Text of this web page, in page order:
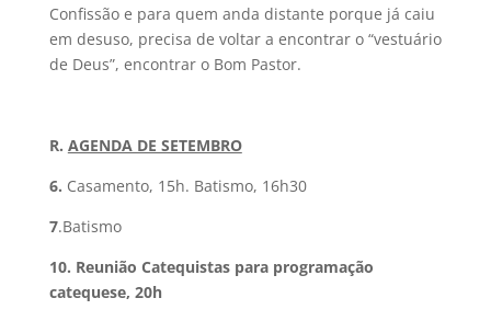
Confissão e para quem anda distante porque já caiu
em desuso, precisa de voltar a encontrar o “vestuário
de Deus”, encontrar o Bom Pastor.
R. AGENDA DE SETEMBRO
6. Casamento, 15h. Batismo, 16h30
7.Batismo
10. Reunião Catequistas para programação
catequese, 20h